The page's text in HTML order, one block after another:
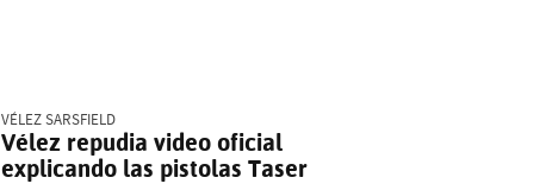
VÉLEZ SARSFIELD
Vélez repudia video oficial
explicando las pistolas Taser